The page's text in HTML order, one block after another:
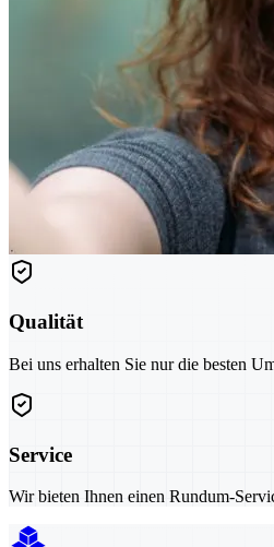
Qualität
Bei uns erhalten Sie nur die besten
Service
Wir bieten Ihnen einen Rundum-